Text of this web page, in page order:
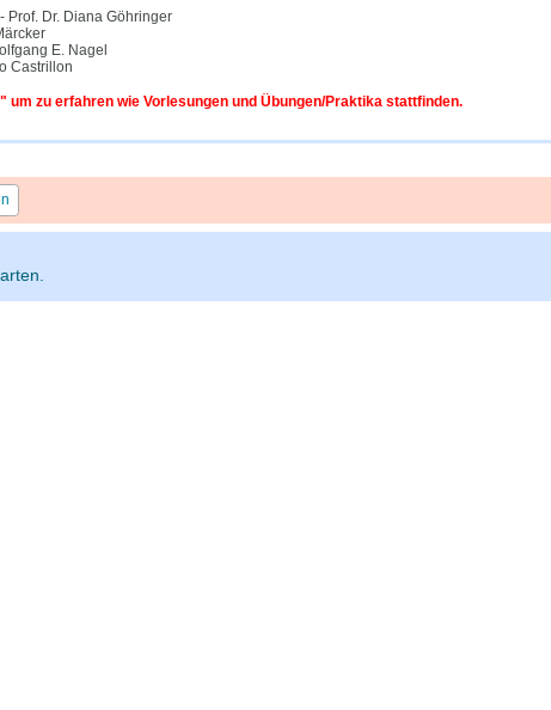
Prof. Dr. Diana Göhringer
E. Nagel
Castrillon
zu erfahren wie Vorlesungen und Übungen/Praktika stattfinden.